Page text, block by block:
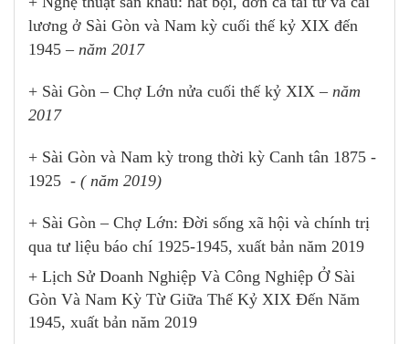
lương ở Sài Gòn và Nam kỳ cuối thế kỷ XIX đến
1945 – năm 2017
+ Sài Gòn – Chợ Lớn nửa cuối thế kỷ XIX – năm
2017
+ Sài Gòn và Nam kỳ trong thời kỳ Canh tân 1875 -
1925 - ( năm 2019)
+ Sài Gòn – Chợ Lớn: Đời sống xã hội và chính trị
qua tư liệu báo chí 1925-1945, xuất bản năm 2019
+ Lịch Sử Doanh Nghiệp Và Công Nghiệp Ở Sài
Gòn Và Nam Kỳ Từ Giữa Thế Kỷ XIX Đến Năm
1945, xuất bản năm 2019